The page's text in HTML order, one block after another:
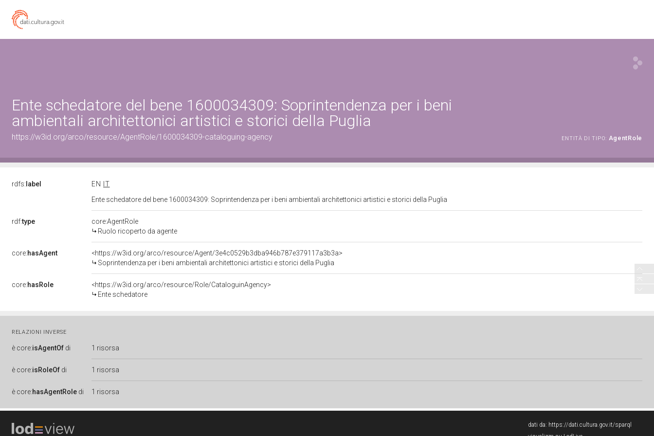
Ente schedatore del bene 1600034309: Soprintendenza per i beni
ambientali architettonici artistici e storici della Puglia
https://w3id.org/arco/resource/AgentRole/1600034309-cataloguing-agency ENTITÀ DI TIPO: AgentRole
rdfs: label EN
IT
Ente schedatore del bene 1600034309: Soprintendenza per i beni ambientali architettonici artistici e storici della Puglia
rdf:type
core:AgentRole
Ruolo ricoperto da agente
core:hasAgent
<https://w3id.org/arco/resource/Agent/3e4c0529b3dba946b787e379117a3b3a>
Soprintendenza per i beni ambientali architettonici artistici e storici della Puglia
core:hasRole
<https://w3id.org/arco/resource/Role/CataloguinAgency>
Ente schedatore
RELAZIONI INVERSE
è core:isAgentOf di 1 risorsa
è core:isRoleOf di 1 risorsa
è core:hasAgentRole di 1 risorsa
dati da: https://dati.cultura.gov.it/sparql